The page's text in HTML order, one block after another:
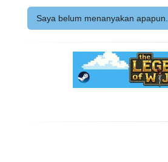
Saya belum menanyakan apapun.